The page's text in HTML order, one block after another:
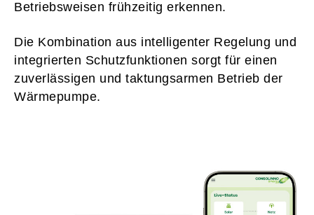
Betriebsweisen frühzeitig erkennen.
Die Kombination aus intelligenter Regelung und
integrierten Schutzfunktionen sorgt für einen
zuverlässigen und taktungsarmen Betrieb der
Wärmepumpe.